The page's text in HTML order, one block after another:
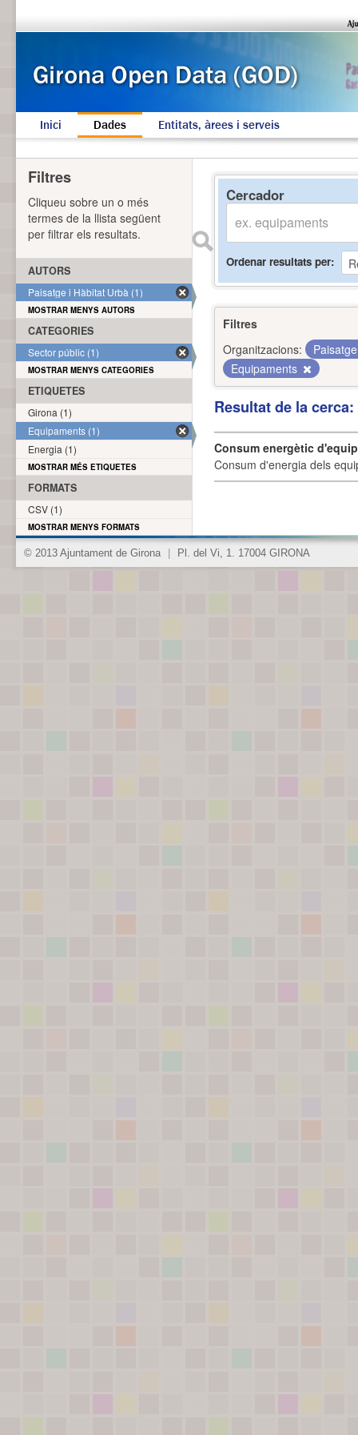
Inici Dades Entitats, àrees i serveis
Cercador
Ordenar resultats per
Filtres
Organitzacions:
Equipaments
Resultat de la
Consum energètic
Consum d'energia dels
Filtres
Cliqueu sobre un o més
termes de la llista següent
per filtrar els resultats.
AUTORS
Paisatge i Hàbitat Urbà (1)
MOSTRAR MENYS AUTORS
CATEGORIES
Sector públic (1)
MOSTRAR MENYS CATEGORIES
ETIQUETES
Girona (1)
Equipaments (1)
Energia (1)
MOSTRAR MÉS ETIQUETES
FORMATS
CSV (1)
MOSTRAR MENYS FORMATS
© 2013 Ajuntament de Girona Pl. del Vi, 1. 17004 GIRONA